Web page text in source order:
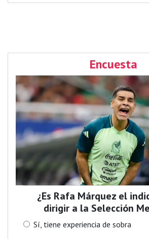
Encuesta
¿Es Rafa Márquez el
dirigir a la Selección
Sí, tiene experiencia de sobra